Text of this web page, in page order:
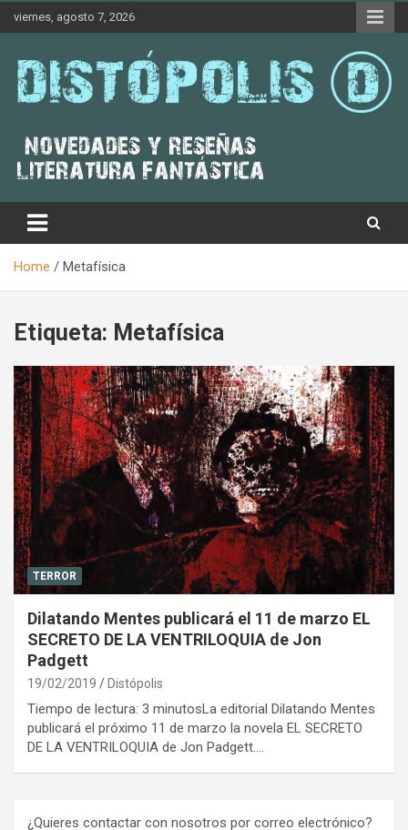
viernes, agosto 7, 2026
Distópolis
Home Metafísica
Etiqueta: Metafísica
TERROR
Dilatando Mentes publicará el 11 de marzo EL
SECRETO DE LA VENTRILOQUIA de Jon
Padgett
19/02/2019 Distópolis
Tiempo de lectura: 3 minutosLa editorial Dilatando Mentes
publicará el próximo 11 de marzo la novela EL SECRETO
DE LA VENTRILOQUIA de Jon Padgett.…
¿Quieres contactar con nosotros por correo electrónico?